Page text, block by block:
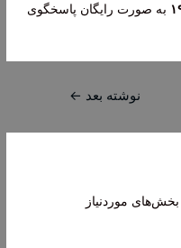
به صورت رایگان پاسخگوی
نوشته بعد ←
بخش‌های موردنیاز